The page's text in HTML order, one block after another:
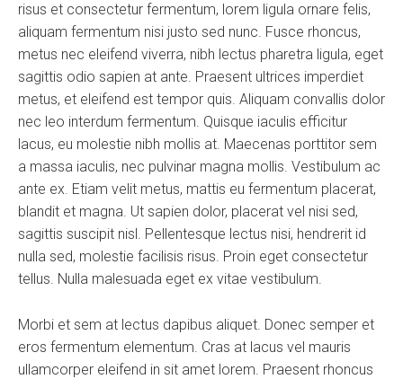
risus et consectetur fermentum, lorem ligula ornare felis,
aliquam fermentum nisi justo sed nunc. Fusce rhoncus,
metus nec eleifend viverra, nibh lectus pharetra ligula, eget
sagittis odio sapien at ante. Praesent ultrices imperdiet
metus, et eleifend est tempor quis. Aliquam convallis dolor
nec leo interdum fermentum. Quisque iaculis efficitur
lacus, eu molestie nibh mollis at. Maecenas porttitor sem
a massa iaculis, nec pulvinar magna mollis. Vestibulum ac
ante ex. Etiam velit metus, mattis eu fermentum placerat,
blandit et magna. Ut sapien dolor, placerat vel nisi sed,
sagittis suscipit nisl. Pellentesque lectus nisi, hendrerit id
nulla sed, molestie facilisis risus. Proin eget consectetur
tellus. Nulla malesuada eget ex vitae vestibulum.
Morbi et sem at lectus dapibus aliquet. Donec semper et
eros fermentum elementum. Cras at lacus vel mauris
ullamcorper eleifend in sit amet lorem. Praesent rhoncus